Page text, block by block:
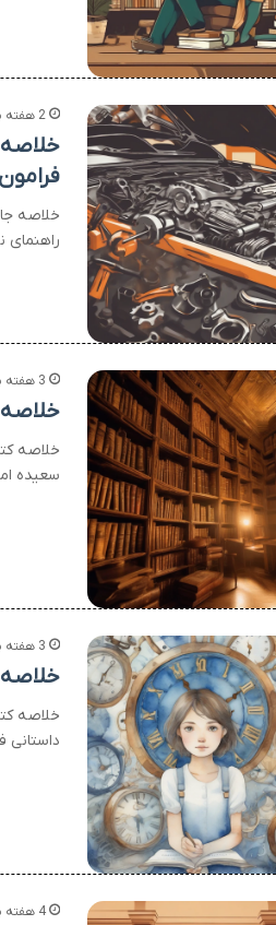
2 هفته پیش
فرامون
خلاصه
راهنمای
3 هفته پیش
خلاصه
سعیده
3 هفته پیش
خلاصه
4 هفته پیش